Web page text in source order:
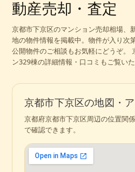
動産売却・査定
京都市下京区のマンション売却相場、
地の物件情報を掲載中。 物件が入り次
公開物件のご相談もお気軽にどうぞ。
ン329棟の詳細情報・口コミもご覧いた
京都市下京区の地図・
京都府京都市下京区周辺の位置関
で確認できます。